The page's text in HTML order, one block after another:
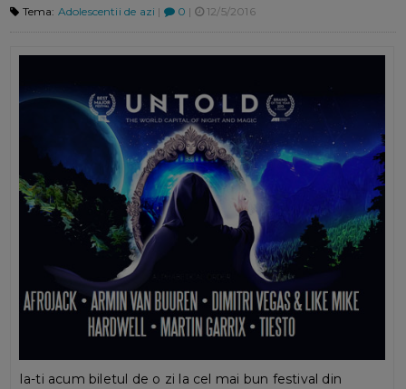
Tema: Adolescentii de azi | 0 | 12/5/2016
Ia-ti acum biletul de o zi la cel mai bun festival din